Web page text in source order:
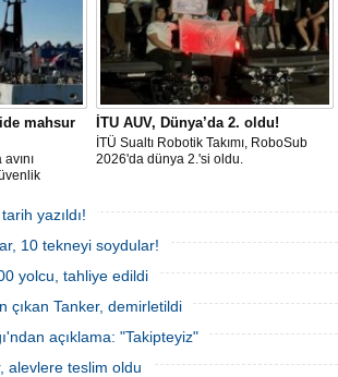
mahsur
aktivisti,
izin
ihlal
iki
İTU AUV, Dünya’da 2. oldu!
İTÜ Sualtı Robotik Takımı, RoboSub
2026'da dünya 2.'si oldu.
yazıldı!
10 tekneyi soydular!
yolcu, tahliye edildi
çıkan Tanker, demirletildi
açıklama: "Takipteyiz"
alevlere teslim oldu